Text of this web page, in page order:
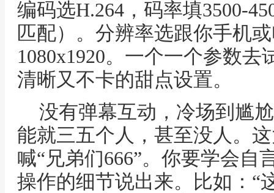
编码选H.264，码率填3500-
匹配）。分辨率选跟你手机
1080x1920。一个一个参数
清晰又不卡的甜点设置。
没有弹幕互动，冷场到尴
能就三五个人，甚至没人。
喊“兄弟们666”。你要学会自
操作的细节说出来。比如：“